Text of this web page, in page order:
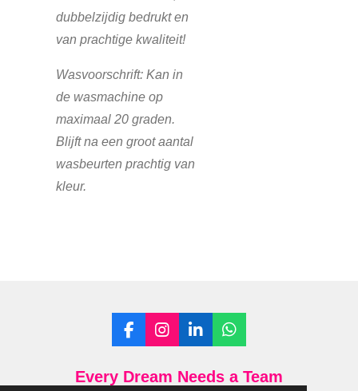
dubbelzijdig bedrukt en
van prachtige kwaliteit!
Wasvoorschrift: Kan in
de wasmachine op
maximaal 20 graden.
Blijft na een groot aantal
wasbeurten prachtig van
kleur.
F
e
I
t
L
k
W
t
Every Dream Needs a Team